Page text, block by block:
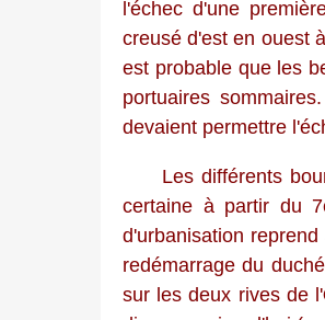
l'échec d'une
creusé d'est en ouest
est probable que les
portuaires
devaient permettre
Les différents
certaine à partir du
d'urbanisation
redémarrage du
sur les deux rives de l'